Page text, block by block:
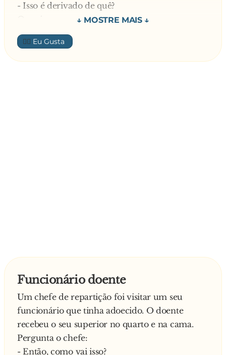
- Isso é derivado de quê?
- Parece que é do latim
—👍🏼
Funcionário doente
Um chefe de repartição foi visitar um seu
funcionário que tinha adoecido. O doente
recebeu o seu superior no quarto e na cama.
Pergunta o chefe:
- Então, como vai isso?